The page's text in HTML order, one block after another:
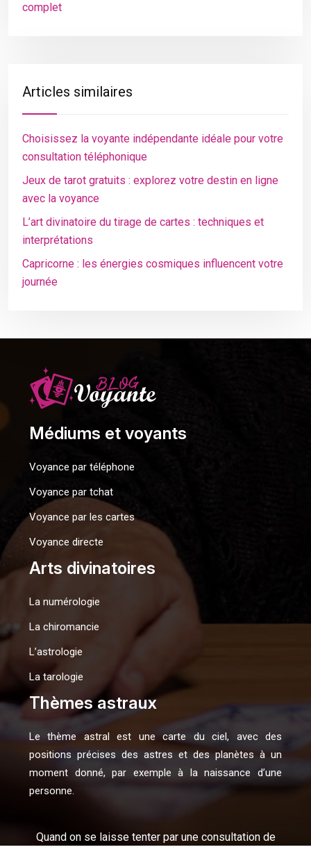
complet
Articles similaires
Choisissez la voyante indépendante idéale pour votre
consultation téléphonique
Jeux de tarot gratuits : explorez votre destin en ligne
avec la voyance
L’art divinatoire du tirage de cartes : techniques et
interprétations
Capricorne : les énergies cosmiques influencent votre
journée
Médiums et voyants
Voyance par téléphone
Voyance par tchat
Voyance par les cartes
Voyance directe
Arts divinatoires
La numérologie
La chiromancie
L’astrologie
La tarologie
Thèmes astraux
Le thème astral est une carte du ciel, avec des
positions précises des astres et des planètes à un
moment donné, par exemple à la naissance d’une
personne.
Quand on se laisse tenter par une consultation de